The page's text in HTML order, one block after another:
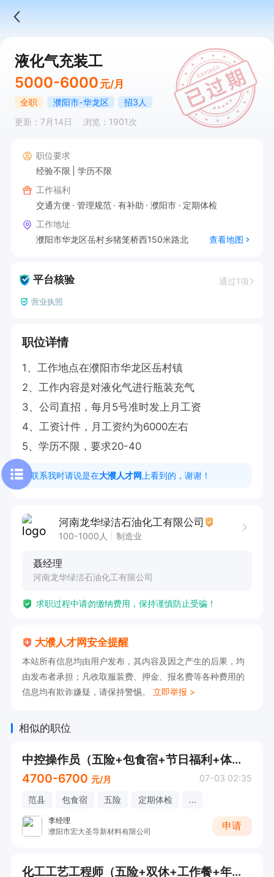
液化气充装工
5000-6000 元/月
全职 濮阳市-华龙区
招3人
更新：7月14日
浏览：1901次
职位要求
经验不限
学历不限
工作福利
交通方便
管理规范 有补助 濮阳市
定期体检
工作地址
濮阳市华龙区岳村乡猪笼桥西150米路北
查看地图
平台核验 通过1项
营业执照
职位详情
1、工作地点在濮阳市华龙区岳村镇
2、工作内容是对液化气进行瓶装充气
3、公司直招，每月5号准时发上月工资
4、工资计件，月工资约为6000左右
5、学历不限，要求20-40
联系我时请说是在大濮人才网 上看到的，谢谢！
河南龙华绿洁石油化工有限公司
100-1000人 制造业
聂经理
河南龙华绿洁石油化工有限公司
求职过程中请勿缴纳费用，保持谨慎防止受骗！
大濮人才网安全提醒
本站所有信息均由用户发布，其内容及因之产生的后果，均
由发布者承担；凡收取服装费、押金、报名费等各种费用的
信息均有欺诈嫌疑，请保持警惕。 立即举报 >
相似的职位
中控操作员（五险+包食宿+节日福利+体检）
4700-6700 元/月 07-03 02:35
范县 包食宿 五险 定期体检 ...
李经理
濮阳市宏大圣导新材料有限公司
申请
化工工艺工程师（五险+双休+工作餐+年终奖）